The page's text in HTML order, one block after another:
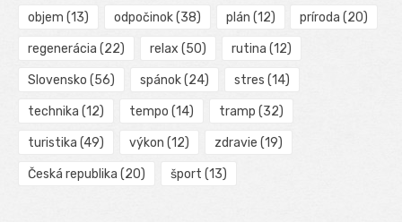
objem (13) odpočinok(38) plán (12) príroda (20)
regenerácia (22) relax (50) rutina (12)
Slovensko (56) spánok(24) stres (14)
technika (12) tempo (14) tramp (32)
turistika (49) výkon (12) zdravie (19)
Česká republika (20) šport (13)